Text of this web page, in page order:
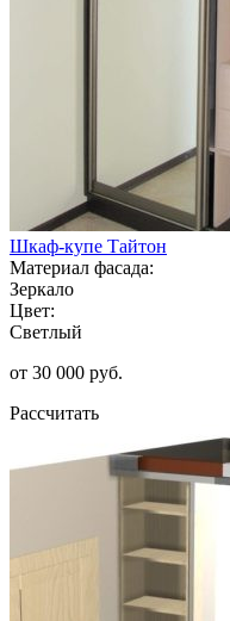
Шкаф-купе Тайтон
Материал фасада:
Зеркало
Цвет:
Светлый
от 30 000 руб.
Рассчитать